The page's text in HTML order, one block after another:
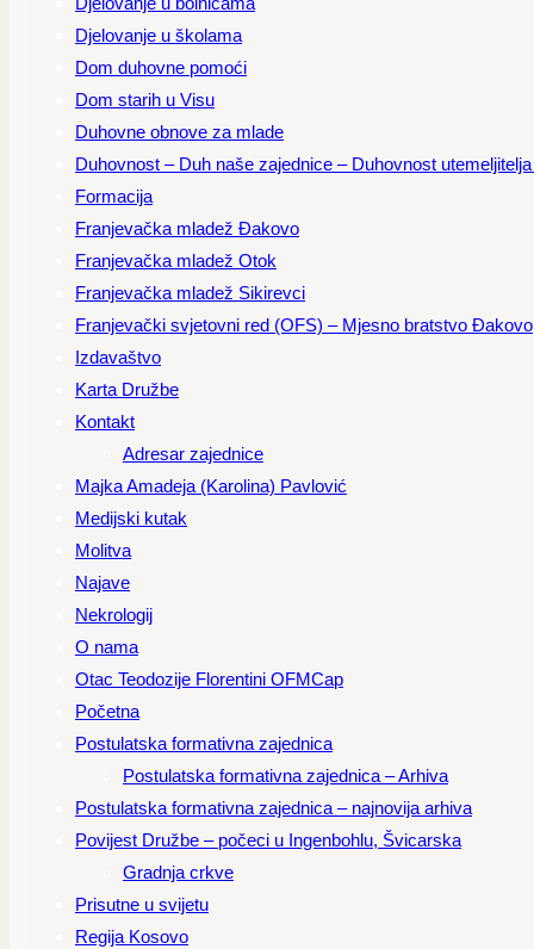
Djelovanje u školama
Dom duhovne pomoći
Dom starih u Visu
Duhovne obnove za mlade
Duhovnost – Duh naše zajednice – Duhovnost
Formacija
Franjevačka mladež Đakovo
Franjevačka mladež Otok
Franjevačka mladež Sikirevci
Franjevački svjetovni red (OFS) – Mjesno bratstvo Đakovo
Izdavaštvo
Karta Družbe
Kontakt
Adresar zajednice
Majka Amadeja (Karolina) Pavlović
Medijski kutak
Molitva
Najave
Nekrologij
O nama
Otac Teodozije Florentini OFMCap
Početna
Postulatska formativna zajednica
Postulatska formativna zajednica – Arhiva
Postulatska formativna zajednica – najnovija arhiva
Povijest Družbe – počeci u Ingenbohlu, Švicarska
Gradnja crkve
Prisutne u svijetu
Regija Kosovo